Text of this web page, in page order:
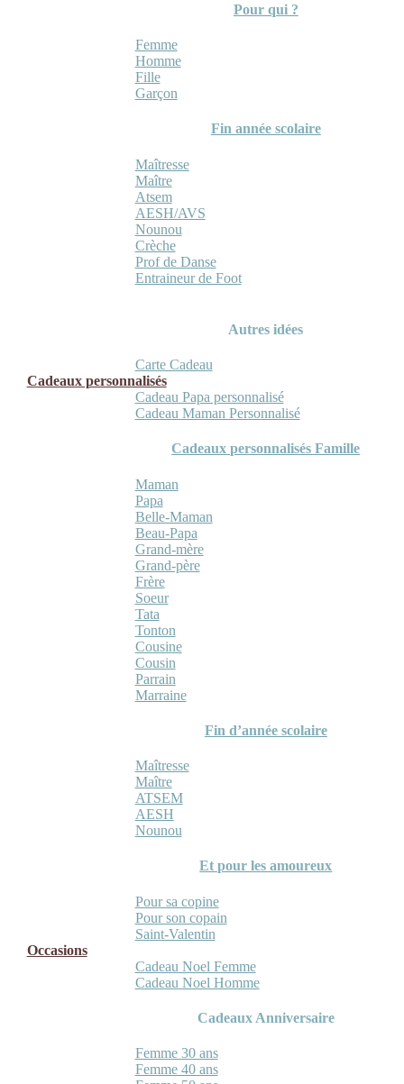
Pour qui ?
Femme
Homme
Fille
Garçon
Fin année scolaire
Maîtresse
Maître
Atsem
AESH/AVS
Nounou
Crèche
Prof de Danse
Entraineur de Foot
Autres idées
Carte Cadeau
Cadeaux personnalisés
Cadeau Papa personnalisé
Cadeau Maman Personnalisé
Cadeaux personnalisés Famille
Maman
Papa
Belle-Maman
Beau-Papa
Grand-mère
Grand-père
Frère
Soeur
Tata
Tonton
Cousine
Cousin
Parrain
Marraine
Fin d’année scolaire
Maîtresse
Maître
ATSEM
AESH
Nounou
Et pour les amoureux
Pour sa copine
Pour son copain
Saint-Valentin
Occasions
Cadeau Noel Femme
Cadeau Noel Homme
Cadeaux Anniversaire
Femme 30 ans
Femme 40 ans